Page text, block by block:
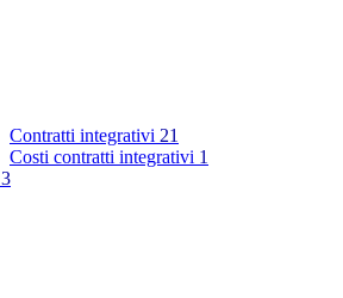
Contratti integrativi 21
Costi contratti integrativi 1
3